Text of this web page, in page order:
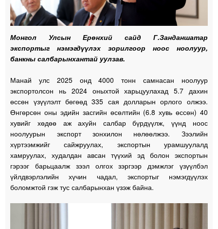
Монгол Улсын Ерөнхий сайд Г.Занданшатар
экспортыг нэмэгдүүлэх зорилгоор ноос ноолуур,
банкны салбарынхантай уулзав.
Манай улс 2025 онд 4000 тонн самнасан ноолуур
экспортолсон нь 2024 оныхтой харьцуулахад 5.7 дахин
өссөн үзүүлэлт бөгөөд 335 сая долларын орлого олжээ.
Өнгөрсөн оны эдийн засгийн өсөлтийн (6.8 хувь өссөн) 40
хувийг хөдөө аж ахуйн салбар бүрдүүлж, үүнд ноос
ноолуурын экспорт зонхилон нөлөөлжээ. Зээлийн
хүртээмжийг сайжруулах, экспортын урамшуулалд
хамруулах, худалдан авсан түүхий эд болон экспортын
гэрээг барьцаалж зээл олгох зэргээр дэмжлэг үзүүлбэл
үйлдвэрлэлийн хүчин чадал, экспортыг нэмэгдүүлэх
боломжтой гэж тус салбарынхан үзэж байна.